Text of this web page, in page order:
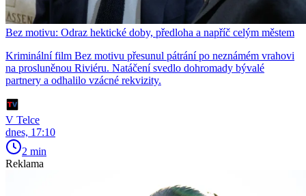
Bez motivu: Odraz hektické doby, předloha a napříč celým městem
Kriminální film Bez motivu přesunul pátrání po neznámém vrahovi
na prosluněnou Riviéru. Natáčení svedlo dohromady bývalé
partnery a odhalilo vzácné rekvizity.
V Telce
dnes, 17:10
2 min
Reklama